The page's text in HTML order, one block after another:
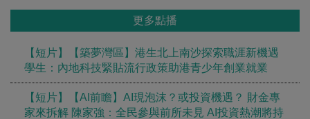
更多點播
【短片】【築夢灣區】港生北上南沙探索職涯新機遇
學生：內地科技緊貼流行政策助港青少年創業就業
【短片】【AI前瞻】AI現泡沫？或投資機遇？ 財金專
家來拆解 陳家強：全民參與前所未見 AI投資熱潮將持